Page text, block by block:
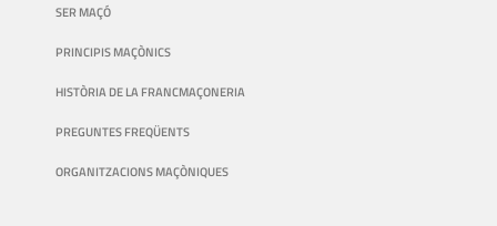
SER MAÇÓ
PRINCIPIS MAÇÒNICS
HISTÒRIA DE LA FRANCMAÇONERIA
PREGUNTES FREQÜENTS
ORGANITZACIONS MAÇÒNIQUES